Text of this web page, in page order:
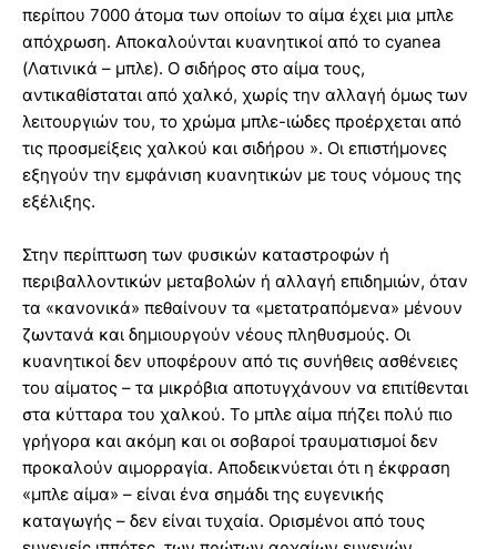
περίπου 7000 άτομα των οποίων το αίμα έχει μια μπλε
απόχρωση. Αποκαλούνται κυανητικοί από το cyanea
(Λατινικά – μπλε). Ο σιδήρος στο αίμα τους,
αντικαθίσταται από χαλκό, χωρίς την αλλαγή όμως των
λειτουργιών του, το χρώμα μπλε-ιώδες προέρχεται από
τις προσμείξεις χαλκού και σιδήρου ». Οι επιστήμονες
εξηγούν την εμφάνιση κυανητικών με τους νόμους της
εξέλιξης.
Στην περίπτωση των φυσικών καταστροφών ή
περιβαλλοντικών μεταβολών ή αλλαγή επιδημιών, όταν
τα «κανονικά» πεθαίνουν τα «μετατραπόμενα» μένουν
ζωντανά και δημιουργούν νέους πληθυσμούς. Οι
κυανητικοί δεν υποφέρουν από τις συνήθεις ασθένειες
του αίματος – τα μικρόβια αποτυγχάνουν να επιτίθενται
στα κύτταρα του χαλκού. Το μπλε αίμα πήζει πολύ πιο
γρήγορα και ακόμη και οι σοβαροί τραυματισμοί δεν
προκαλούν αιμορραγία. Αποδεικνύεται ότι η έκφραση
«μπλε αίμα» – είναι ένα σημάδι της ευγενικής
καταγωγής – δεν είναι τυχαία. Ορισμένοι από τους